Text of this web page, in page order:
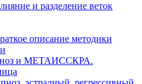
и разделение веток
описание методики
и МЕТАИССКРА.